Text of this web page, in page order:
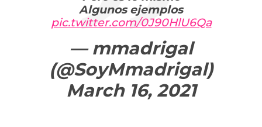
Algunos ejemplos
pic.twitter.com/0J90HlU6Qa
— mmadrigal
(@SoyMmadrigal)
March 16, 2021